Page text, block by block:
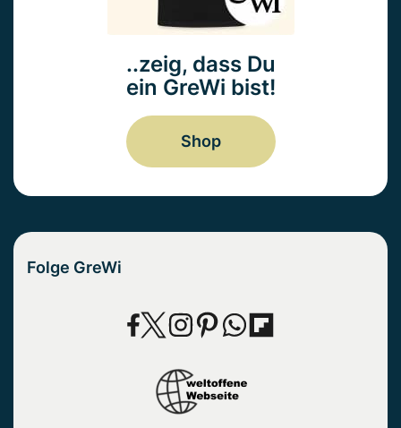
..zeig, dass Du
ein GreWi bist!
Shop
Folge GreWi